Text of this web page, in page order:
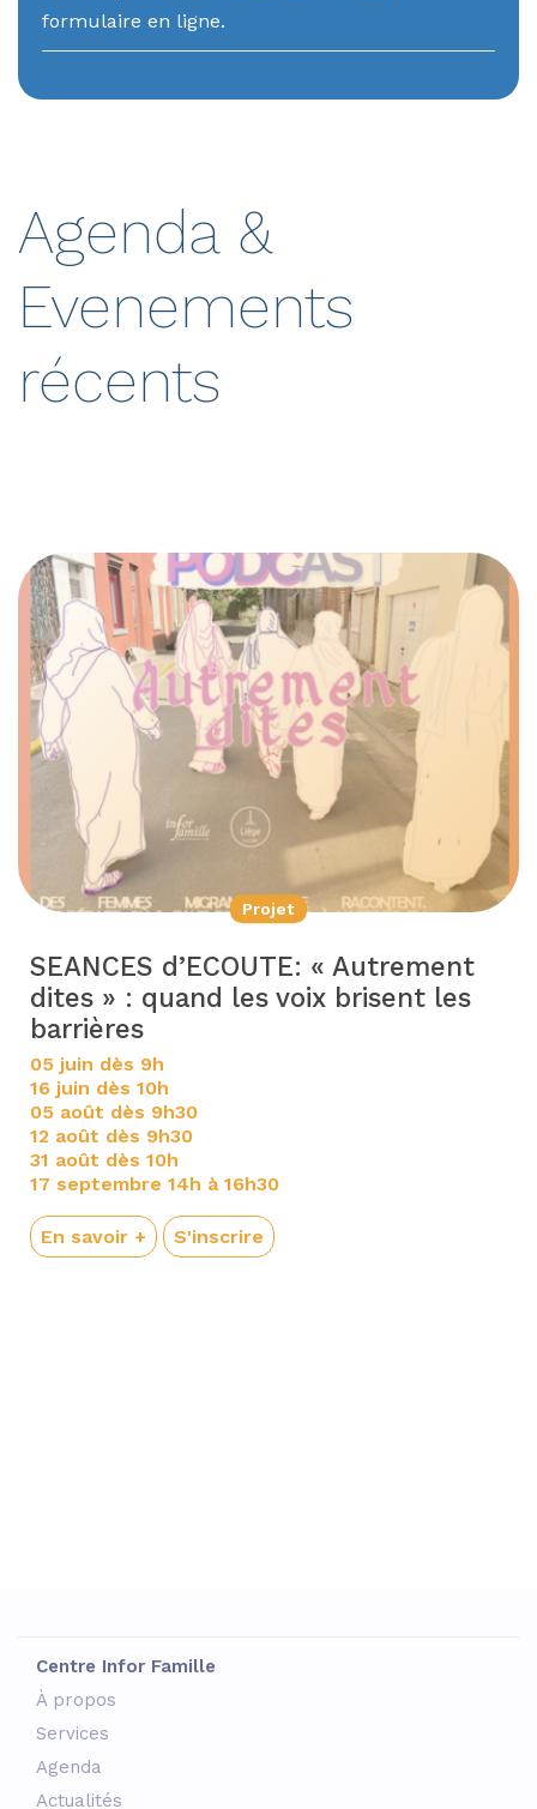
formulaire en ligne.
Agenda &
Evenements
récents
Projet
SEANCES d’ECOUTE: « Autrement
dites » : quand les voix brisent les
barrières
05 juin dès 9h
16 juin dès 10h
05 août dès 9h30
12 août dès 9h30
31 août dès 10h
17 septembre 14h à 16h30
En savoir + S'inscrire
Centre Infor Famille
À propos
Services
Agenda
Actualités